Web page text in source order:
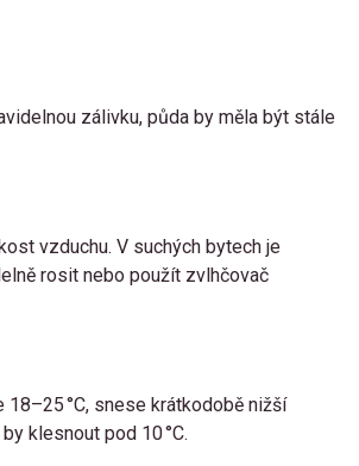
zálivku, půda by měla být stále
vzduchu. V suchých bytech je
rosit nebo použít zvlhčovač
18–25 °C, snese krátkodobě nižší
klesnout pod 10 °C.